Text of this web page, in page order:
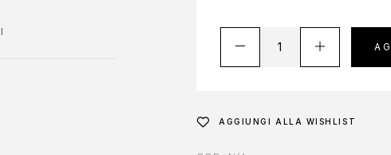
AGGIUNGI ALLA WISHLIST